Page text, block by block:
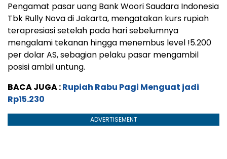
Pengamat pasar uang Bank Woori Saudara Indonesia
Tbk Rully Nova di Jakarta, mengatakan kurs rupiah
terapresiasi setelah pada hari sebelumnya
mengalami tekanan hingga menembus level !5.200
per dolar AS, sebagian pelaku pasar mengambil
posisi ambil untung.
BACA JUGA :Rupiah Rabu Pagi Menguat jadi
Rp15.230
ADVERTISEMENT